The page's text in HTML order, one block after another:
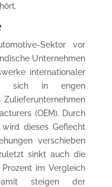
Sektor vor
Unternehmen
internationaler
sich in engen
(OEM). Durch
dieses Geflecht
verschieben
sinkt auch die
im Vergleich
steigen der